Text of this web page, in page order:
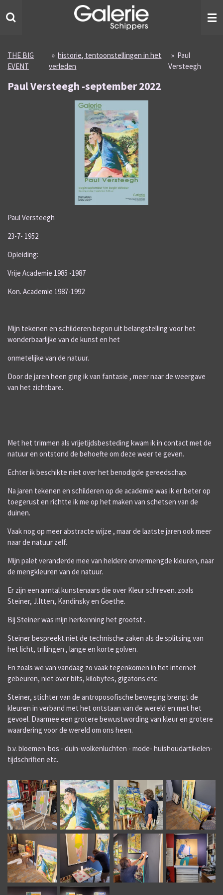
direct
hoofdinhoud
THE BIG
EVENT
» historie, tentoonstellingen in het
verleden
» Paul
Versteegh
Paul Versteegh -september 2022
Paul Versteegh
23-7- 1952
Opleiding:
Vrije Academie 1985 -1987
Kon. Academie 1987-1992
Mijn tekenen en schilderen begon uit belangstelling voor het
wonderbaarlijke van de kunst en het
onmetelijke van de natuur.
Door de jaren heen ging ik van fantasie , meer naar de weergave
van het zichtbare.
Met het trimmen als vrijetijdsbesteding kwam ik in contact met de
natuur en ontstond de behoefte om deze weer te geven.
Echter ik beschikte niet over het benodigde gereedschap.
Na jaren tekenen en schilderen op de academie was ik er beter op
toegerust en richtte ik me op het maken van schetsen van de
duinen.
Vaak nog op meer abstracte wijze , maar de laatste jaren ook meer
naar de natuur zelf.
Mijn palet veranderde mee van heldere onvermengde kleuren, naar
de mengkleuren van de natuur.
Er zijn een aantal kunstenaars die over Kleur schreven. zoals
Steiner, J.Itten, Kandinsky en Goethe.
Bij Steiner was mijn herkenning het grootst .
Steiner bespreekt niet de technische zaken als de splitsing van
het licht, trillingen , lange en korte golven.
En zoals we van vandaag zo vaak tegenkomen in het internet
gebeuren, niet over bits, kilobytes, gigatons etc.
Steiner, stichter van de antroposofische beweging brengt de
kleuren in verband met het ontstaan van de wereld en met het
gevoel. Daarmee een grotere bewustwording van kleur en grotere
waardering voor de wereld om ons heen.
b.v. bloemen-bos - duin-wolkenluchten - mode- huishoudartikelen-
tijdschriften etc.